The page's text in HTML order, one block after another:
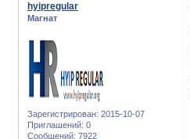
hyipregular
Магнат
Зарегистрирован: 2015-10-07
Приглашений: 0
Сообщений: 7922